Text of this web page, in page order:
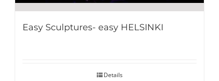
Easy Sculptures- easy HELSINKI
Details